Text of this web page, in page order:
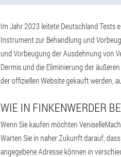
Im Jahr 2023 leitete Deutschland Tests
Instrument zur Behandlung und
und Vorbeugung der Ausdehnung von
Dermis und die Eliminierung der
der offiziellen Website gekauft werden,
WIE IN FINKENWERDER
Wenn Sie kaufen möchten
Warten Sie in naher Zukunft darauf,
angegebene Adresse können in